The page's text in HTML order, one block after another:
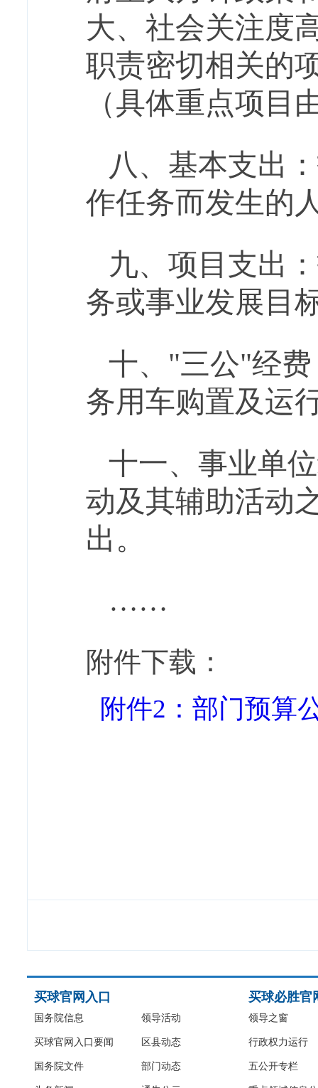
大、社会关注度
职责密切相关的
（具体重点项目
八、基本支出：
作任务而发生的
九、 项目支出：
务或事业发展目
十、 "三公"经费
务用车购置及运
十一、 事业单
动及其辅助活动
出。
……
附件下载：
附件2：部门预算
买球官网入口
国务院信息
买球官网入口要闻
国务院文件
领导活动
区县动态
部门动态
买球必胜官
领导之窗
行政权力运行
五公开专栏